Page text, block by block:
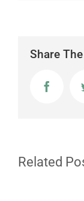
Share
Related